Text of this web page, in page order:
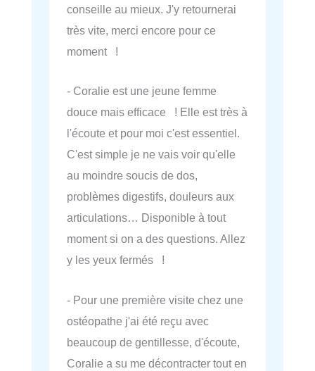
conseille au mieux. J'y retournerai
très vite, merci encore pour ce
moment !
- Coralie est une jeune femme
douce mais efficace ! Elle est très à
l'écoute et pour moi c'est essentiel.
C'est simple je ne vais voir qu'elle
au moindre soucis de dos,
problèmes digestifs, douleurs aux
articulations… Disponible à tout
moment si on a des questions. Allez
y les yeux fermés !
- Pour une première visite chez une
ostéopathe j'ai été reçu avec
beaucoup de gentillesse, d'écoute,
Coralie a su me décontracter tout en